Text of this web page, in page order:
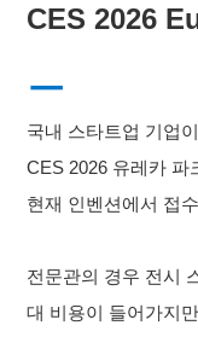
CES 2026
ㅡ
국내 스타트업 기업
CES 2026 유레카 파
현재 인벤션에서 접
전문관의 경우 전시
대 비용이 들어가지만